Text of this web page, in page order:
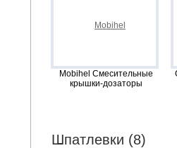
Mobihel Cмесительные
крышки-дозаторы
Шпатлевки (8)